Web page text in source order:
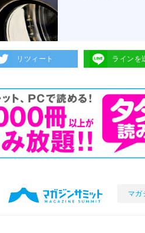
リツィート ラインを
マガ